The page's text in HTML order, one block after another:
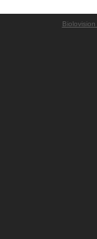
Biolovision